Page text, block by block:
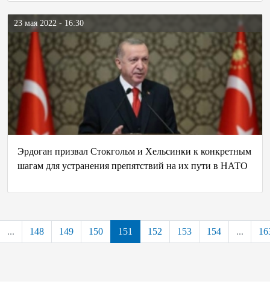
23 мая 2022 - 16:30
Эрдоган призвал Стокгольм и Хельсинки к конкретным
шагам для устранения препятствий на их пути в НАТО
... 148 149 150 151 152 153 154 ...